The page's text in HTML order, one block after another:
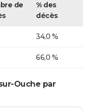
de
% des
décès
34,0 %
66,0 %
Ouche par